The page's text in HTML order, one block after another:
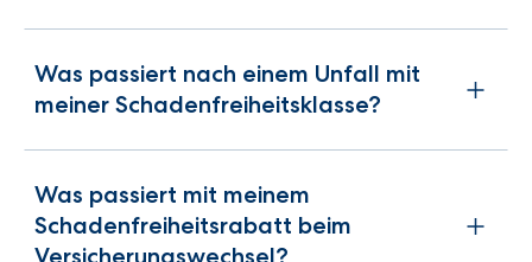
Was passiert nach einem Unfall mit
meiner Schadenfreiheitsklasse?
Was passiert mit meinem
Schadenfreiheitsrabatt beim
Versicherungswechsel?